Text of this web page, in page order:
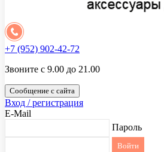
+7 (952) 902-42-72
Звоните с 9.00 до 21.00
Сообщение с сайта
Вход / регистрация
E-Mail
Пароль